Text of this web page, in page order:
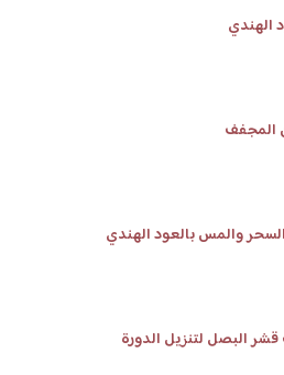
الهندي
المجفف
والمس بالعود الهندي
البصل لتنزيل الدورة